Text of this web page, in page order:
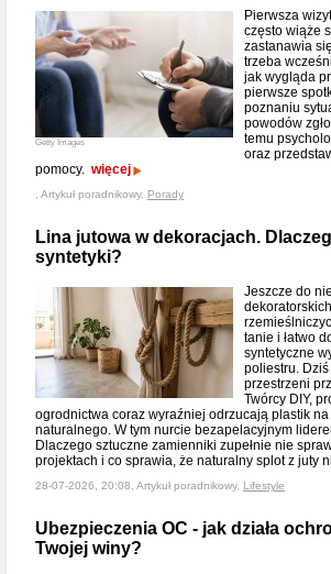
Getty Images
Pierwsza
często wiąże
zastanawia
trzeba
jak wygląda
pierwsze
poznaniu
powodów
temu
oraz
pomocy. więcej
, Artykuł poradnikowy, Porady
Lina jutowa w dekoracjach.
syntetyki?
Jeszcze do
tanie i łatwo
syntetyczne
poliestru.
przestrzeni
Twórcy DIY,
ogrodnictwa coraz wyraźniej odrzucają plastik
naturalnego. W tym nurcie bezapelacyjnym
Dlaczego sztuczne zamienniki zupełnie nie
projektach i co sprawia, że naturalny splot z juty
28-07-2026, 20:08, Artykuł poradnikowy, Lifestyle
Ubezpieczenia OC - jak działa
Twojej winy?